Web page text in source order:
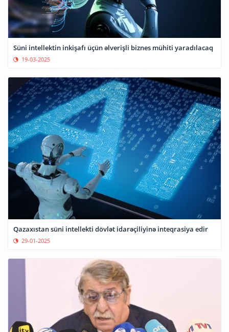
Süni intellektin inkişafı üçün əlverişli biznes mühiti yaradılacaq
19-03-2025
Qazaxıstan süni intellekti dövlət idarəçiliyinə inteqrasiya edir
29-01-2025